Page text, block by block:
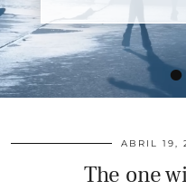
•
ABRIL 19,
The one